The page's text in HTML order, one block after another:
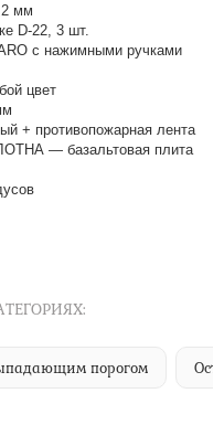
мм
D-22, 3 шт.
с нажимными ручками
цвет​​​​​​​
+ противопожарная лента
— базальтовая плита
порогом